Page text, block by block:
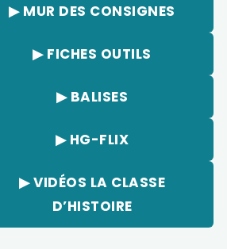
▶︎ MUR DES CONSIGNES
▶︎ FICHES OUTILS
▶︎ BALISES
▶︎ HG-FLIX
▶︎ VIDÉOS LA CLASSE
D’HISTOIRE